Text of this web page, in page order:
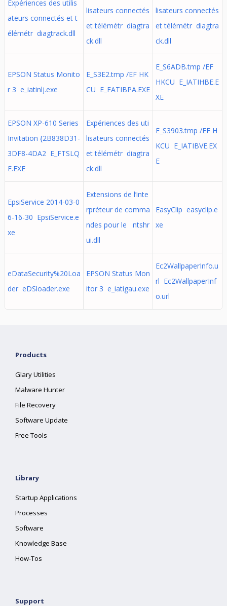
Expériences des utilis
ateurs connectés et t
élémétr diagtrack.dll
lisateurs connectés
et télémétr diagtra
ck.dll
lisateurs connectés
et télémétr diagtra
ck.dll
EPSON Status Monito
r 3 e_iatinlj.exe
E_S3E2.tmp /EF HK
CU E_FATIBPA.EXE
E_S6ADB.tmp /EF
HKCU E_IATIHBE.E
XE
EPSON XP-610 Series
Invitation {2B838D31-
3DF8-4DA2 E_FTSLQ
E.EXE
Expériences des uti
lisateurs connectés
et télémétr diagtra
ck.dll
E_S3903.tmp /EF H
KCU E_IATIBVE.EX
E
EpsiService 2014-03-0
6-16-30 EpsiService.e
xe
Extensions de l’inte
rpréteur de comma
ndes pour le ntshr
ui.dll
EasyClip easyclip.e
xe
eDataSecurity%20Loa
der eDSloader.exe
EPSON Status Mon
itor 3 e_iatigau.exe
Ec2WallpaperInfo.u
rl Ec2WallpaperInf
o.url
Products
Glary Utilities
Malware Hunter
File Recovery
Software Update
Free Tools
Library
Startup Applications
Processes
Software
Knowledge Base
How-Tos
Support